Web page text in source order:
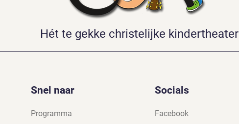
Hét te gekke christelijke kindertheater
Snel naar
Programma
Socials
Facebook